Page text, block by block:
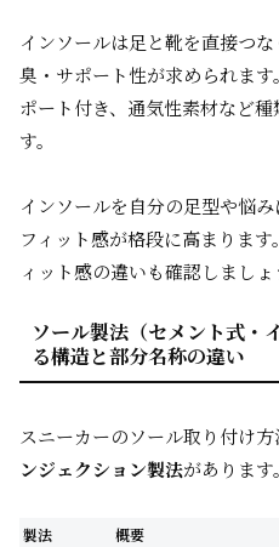
インソールは足と靴を直接つ
臭・サポート性が求められます。
ポート付き、通気性素材など
す。
インソールを自分の足型や悩
フィット感が格段に高まりま
ィット感の違いも確認しましょ
ソール製法（セメント式・
る構造と部分名称の違い
スニーカーのソール取り付け
ンジェクション製法があります。
製法 概要